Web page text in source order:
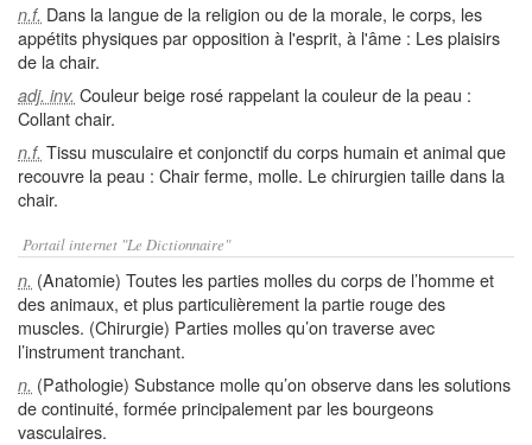
n.f. Dans la langue de la religion ou de la morale, le corps, les
appétits physiques par opposition à l'esprit, à l'âme : Les plaisirs
de la chair.
adj. inv. Couleur beige rosé rappelant la couleur de la peau :
Collant chair.
n.f. Tissu musculaire et conjonctif du corps humain et animal que
recouvre la peau : Chair ferme, molle. Le chirurgien taille dans la
chair.
Portail internet "Le Dictionnaire"
n. (Anatomie) Toutes les parties molles du corps de l’homme et
des animaux, et plus particulièrement la partie rouge des
muscles. (Chirurgie) Parties molles qu’on traverse avec
l’instrument tranchant.
n. (Pathologie) Substance molle qu’on observe dans les solutions
de continuité, formée principalement par les bourgeons
vasculaires.